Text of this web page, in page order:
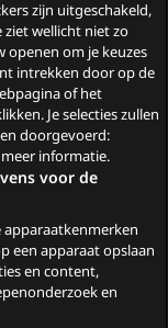
zijn uitgeschakeld,
wellicht niet zo
openen om je keuzes
intrekken door op de
of het
Je selecties zullen
doorgevoerd:
informatie.
voor de
apparaatkenmerken
een apparaat opslaan
en content,
en